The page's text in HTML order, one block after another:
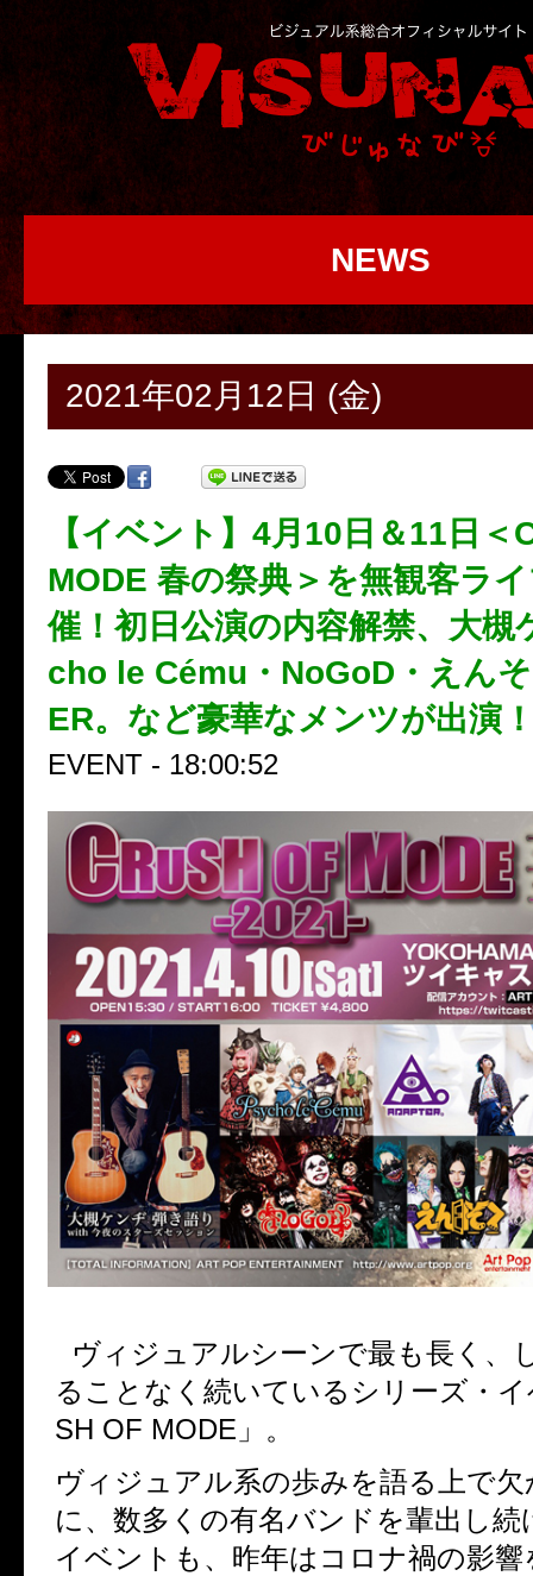
NEWS
2021年02月12日 (金)
【イベント】4月10日＆11日＜
MODE 春の祭典＞を無観客ラ
催！初日公演の内容解禁、大槻
cho le Cému・NoGoD・えん
ER。など豪華なメンツが出演
EVENT - 18:00:52
ヴィジュアルシーンで最も長く、
ることなく続いているシリーズ・
SH OF MODE 」。
ヴィジュアル系の歩みを語る上で
に、数多くの有名バンドを輩出し
イベントも、昨年はコロナ禍の影